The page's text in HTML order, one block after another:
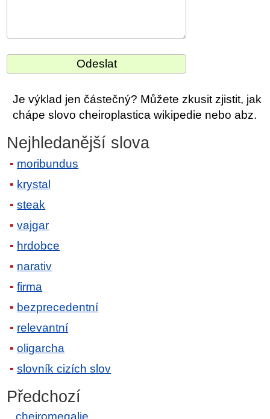
Je výklad jen částečný? Můžete zkusit zjistit, jak
chápe slovo cheiroplastica wikipedie nebo abz.
Nejhledanější slova
moribundus
krystal
steak
vajgar
hrdobce
narativ
firma
bezprecedentní
relevantní
oligarcha
slovník cizích slov
Předchozí